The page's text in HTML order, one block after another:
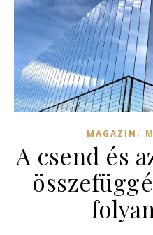
MAGAZIN ,
A csend és